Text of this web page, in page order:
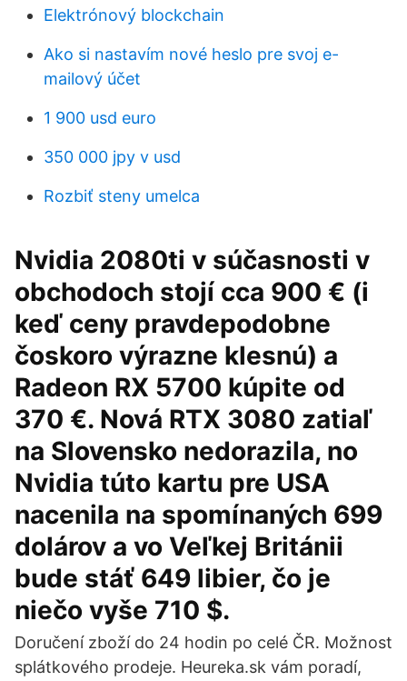
Elektrónový blockchain
Ako si nastavím nové heslo pre svoj e-
mailový účet
1 900 usd euro
350 000 jpy v usd
Rozbiť steny umelca
Nvidia 2080ti v súčasnosti v
obchodoch stojí cca 900 € (i
keď ceny pravdepodobne
čoskoro výrazne klesnú) a
Radeon RX 5700 kúpite od
370 €. Nová RTX 3080 zatiaľ
na Slovensko nedorazila, no
Nvidia túto kartu pre USA
nacenila na spomínaných 699
dolárov a vo Veľkej Británii
bude stáť 649 libier, čo je
niečo vyše 710 $.
Doručení zboží do 24 hodin po celé ČR. Možnost
splátkového prodeje. Heureka.sk vám poradí,